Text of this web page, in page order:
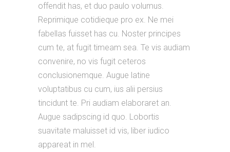
offendit has, et duo paulo volumus.
Reprimique cotidieque pro ex. Ne mei
fabellas fuisset has cu. Noster principes
cum te, at fugit timeam sea. Te vis audiam
convenire, no vis fugit ceteros
conclusionemque. Augue latine
voluptatibus cu cum, ius alii persius
tincidunt te. Pri audiam elaboraret an.
Augue sadipscing id quo. Lobortis
suavitate maluisset id vis, liber iudico
appareat in mel.